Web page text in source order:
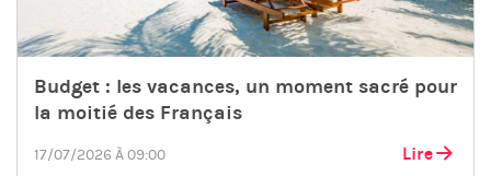
Budget : les vacances, un moment sacré pour
la moitié des Français
17/07/2026 À 09:00 Lire